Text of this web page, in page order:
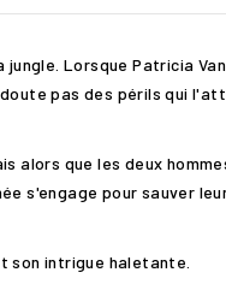
Lorsque Patricia
pas des périls qui
alors que les deux
s'engage pour sauver
son intrigue haletante.